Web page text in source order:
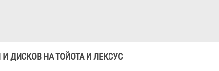
ДИСКОВ НА ТОЙОТА И ЛЕКСУС